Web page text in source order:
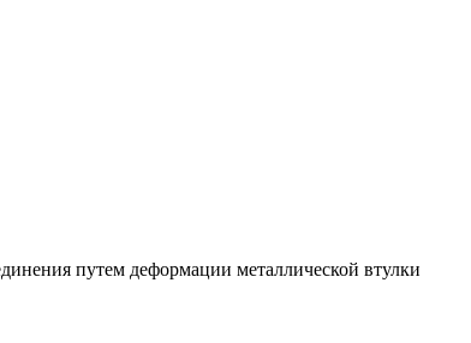
путем деформации металлической втулки